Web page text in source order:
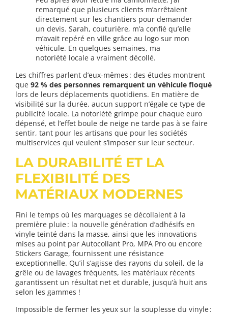
remarqué que plusieurs clients m’arrêtaient
directement sur les chantiers pour demander
un devis. Sarah, couturière, m’a confié qu’elle
m’avait repéré en ville grâce au logo sur mon
véhicule. En quelques semaines, ma
notoriété locale a vraiment décollé.
Les chiffres parlent d’eux-mêmes : des études montrent
que 92 % des personnes remarquent un véhicule floqué
lors de leurs déplacements quotidiens. En matière de
visibilité sur la durée, aucun support n’égale ce type de
publicité locale. La notoriété grimpe pour chaque euro
dépensé, et l’effet boule de neige ne tarde pas à se faire
sentir, tant pour les artisans que pour les sociétés
multiservices qui veulent s’imposer sur leur secteur.
LA DURABILITÉ ET LA
FLEXIBILITÉ DES
MATÉRIAUX MODERNES
Fini le temps où les marquages se décollaient à la
première pluie : la nouvelle génération d’adhésifs en
vinyle teinté dans la masse, ainsi que les innovations
mises au point par Autocollant Pro, MPA Pro ou encore
Stickers Garage, fournissent une résistance
exceptionnelle. Qu’il s’agisse des rayons du soleil, de la
grêle ou de lavages fréquents, les matériaux récents
garantissent un résultat net et durable, jusqu’à huit ans
selon les gammes !
Impossible de fermer les yeux sur la souplesse du vinyle :